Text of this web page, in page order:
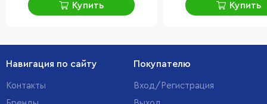
Купить Купить
Навигация по сайту
Контакты
Покупателю
Вход/Регистрация